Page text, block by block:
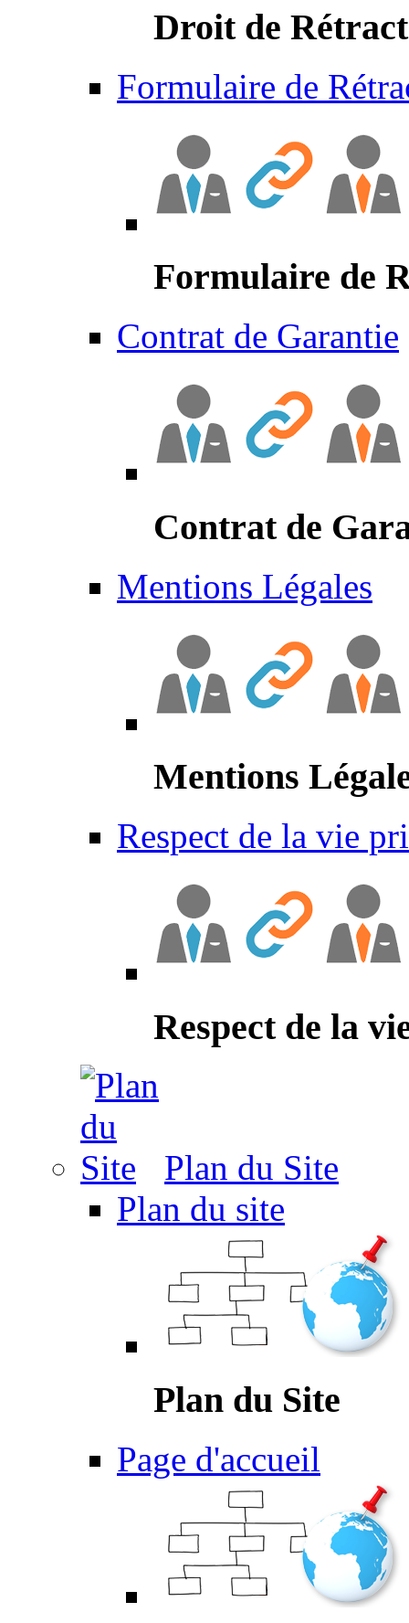
Droit de
Formulaire de
Formulaire de
Contrat de Garantie
Contrat de
Mentions Légales
Mentions
Respect de la vie
Respect de la
Plan du Site
Plan du site
Plan du Site
Page d'accueil